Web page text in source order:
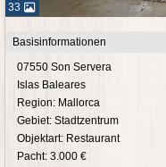
33
Basisinformationen
07550 Son Servera
Islas Baleares
Region: Mallorca
Gebiet: Stadtzentrum
Objektart: Restaurant
Pacht: 3.000 €